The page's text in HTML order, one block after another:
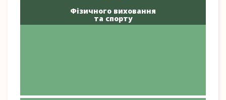
Фізичного виховання
та спорту